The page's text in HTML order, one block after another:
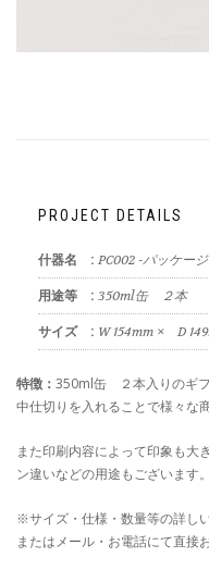
PROJECT DETAILS
什器名 : PC002 -パッケー
用途等 : 350ml缶 ２本
サイズ : W 154mm × D
特徴： 350ml缶 ２本入りのギ
中仕切りを入れることで様々な
また印刷内容によって印象も大
ン違いなどの用途もございます。
※サイズ・仕様・数量等の詳し
またはメール・お電話にて直接